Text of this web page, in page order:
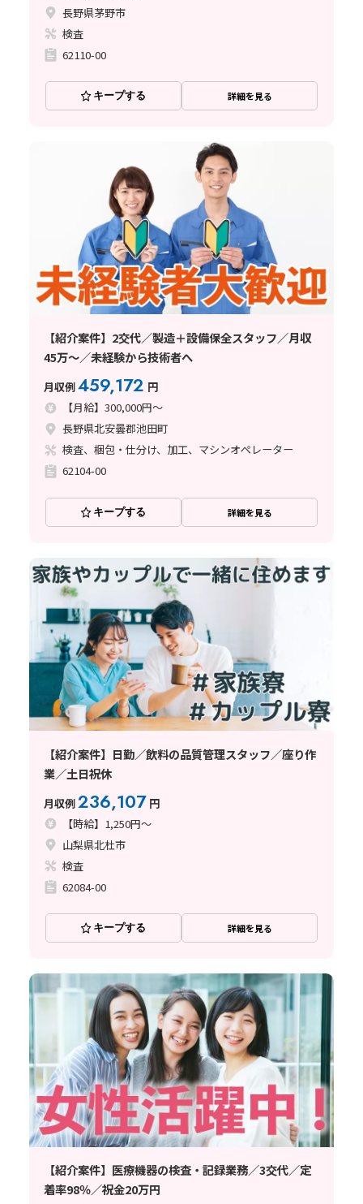
長野県茅野市
検査
62110-00
キープする 詳細を見る
【紹介案件】2交代／製造＋設備保全スタッフ／月収
45万～／未経験から技術者へ
月収例459,172 円
【月給】300,000円～
長野県北安曇郡池田町
検査、梱包・仕分け、加工、マシンオペレーター
62104-00
キープする 詳細を見る
【紹介案件】日勤／飲料の品質管理スタッフ／座り作
業／土日祝休
月収例236,107 円
【時給】1,250円～
山梨県北杜市
検査
62084-00
キープする 詳細を見る
【紹介案件】医療機器の検査・記録業務／3交代／定
着率98％／祝金20万円